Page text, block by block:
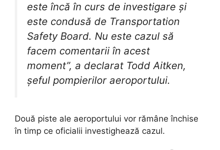
este încă în curs de investigare şi
este condusă de Transportation
Safety Board. Nu este cazul să
facem comentarii în acest
moment”, a declarat Todd Aitken,
şeful pompierilor aeroportului.
Două piste ale aeroportului vor rămâne închise
în timp ce oficialii investighează cazul.